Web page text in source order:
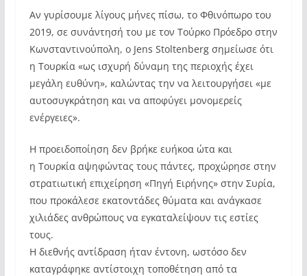
Αν γυρίσουμε λίγους μήνες πίσω, το Φθινόπωρο του
2019, σε συνάντησή του με τον Τούρκο Πρόεδρο στην
Κωνσταντινούπολη, ο Jens Stoltenberg σημείωσε ότι
η Τουρκία «ως ισχυρή δύναμη της περιοχής έχει
μεγάλη ευθύνη», καλώντας την να λειτουργήσει «με
αυτοσυγκράτηση και να αποφύγει μονομερείς
ενέργειες».
Η προειδοποίηση δεν βρήκε ευήκοα ώτα και
η Τουρκία αψηφώντας τους πάντες, προχώρησε στην
στρατιωτική επιχείρηση «Πηγή Ειρήνης» στην Συρία,
που προκάλεσε εκατοντάδες θύματα και ανάγκασε
χιλιάδες ανθρώπους να εγκαταλείψουν τις εστίες
τους.
Η διεθνής αντίδραση ήταν έντονη, ωστόσο δεν
καταγράφηκε αντίστοιχη τοποθέτηση από τα